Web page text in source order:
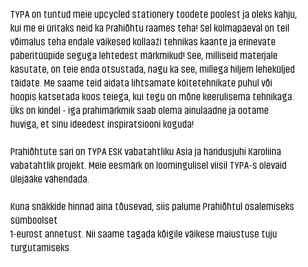
TYPA on tuntud meie upcycled stationery toodete poolest ja oleks kahju,
kui me ei üritaks neid ka Prahiõhtu raames teha! Sel kolmapäeval on teil
võimalus teha endale väikesed kollaaži tehnikas kaante ja erinevate
paberitüüpide seguga lehtedest märkmikud! See, milliseid materjale
kasutate, on teie enda otsustada, nagu ka see, millega hiljem leheküljed
täidate. Me saame teid aidata lihtsamate köitetehnikate puhul või
hoopis katsetada koos teiega, kui tegu on mõne keerulisema tehnikaga.
Üks on kindel - iga prahimärkmik saab olema ainulaadne ja ootame
huviga, et sinu ideedest inspiratsiooni koguda!
Prahiõhtute sari on TYPA ESK vabatahtliku Asia ja haridusjuhi Karoliina
vabatahtlik projekt. Meie eesmärk on loomingulisel viisil TYPA-s olevaid
ülejääke vähendada.
Kuna snäkkide hinnad aina tõusevad, siis palume Prahiõhtul osalemiseks
sümboolset
1-eurost annetust. Nii saame tagada kõigile väikese maiustuse tuju
turgutamiseks